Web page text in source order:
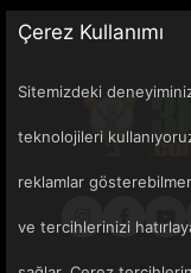
Çerez Kullanımı
Sitemizdeki
teknolojileri
reklamlar
ve tercihlerinizi